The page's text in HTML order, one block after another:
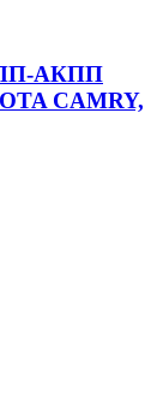
АКПП
CAMRY,